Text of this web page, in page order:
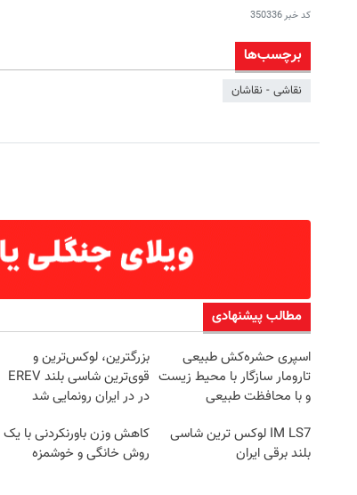
کد خبر350336
برچسب‌ها
نقاشی - نقاشان
مطالب پیشنهادی
اسپری حشره‌کش طبیعی
تارومار سازگار با محیط زیست
و با محافظت طبیعی
بزرگترین، لوکس‌ترین و
قوی‌ترین شاسی بلند EREV
در در ایران رونمایی شد
IM LS7 لوکس ترین شاسی
بلند برقی ایران
کاهش وزن باورنکردنی با یک
روش خانگی و خوشمزه